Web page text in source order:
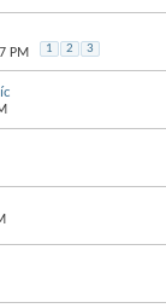
PM 1 2 3